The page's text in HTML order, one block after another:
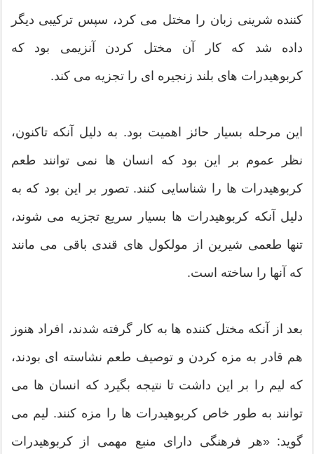
کننده شرینی زبان را مختل می کرد، سپس ترکیبی دیگر
داده شد که کار آن مختل کردن آنزیمی بود که
کربوهیدرات های بلند زنجیره ای را تجزیه می کند.
این مرحله بسیار حائز اهمیت بود. به دلیل آنکه تاکنون،
نظر عموم بر این بود که انسان ها نمی توانند طعم
کربوهیدرات ها را شناسایی کنند. تصور بر این بود که به
دلیل آنکه کربوهیدرات ها بسیار سریع تجزیه می شوند،
تنها طعمی شیرین از مولکول های قندی باقی می مانند
که آنها را ساخته است.
بعد از آنکه مختل کننده ها به کار گرفته شدند، افراد هنوز
هم قادر به مزه کردن و توصیف طعم نشاسته ای بودند،
که لیم را بر این داشت تا نتیجه بگیرد که انسان ها می
توانند به طور خاص کربوهیدرات ها را مزه کنند. لیم می
گوید: «هر فرهنگی دارای منبع مهمی از کربوهیدرات